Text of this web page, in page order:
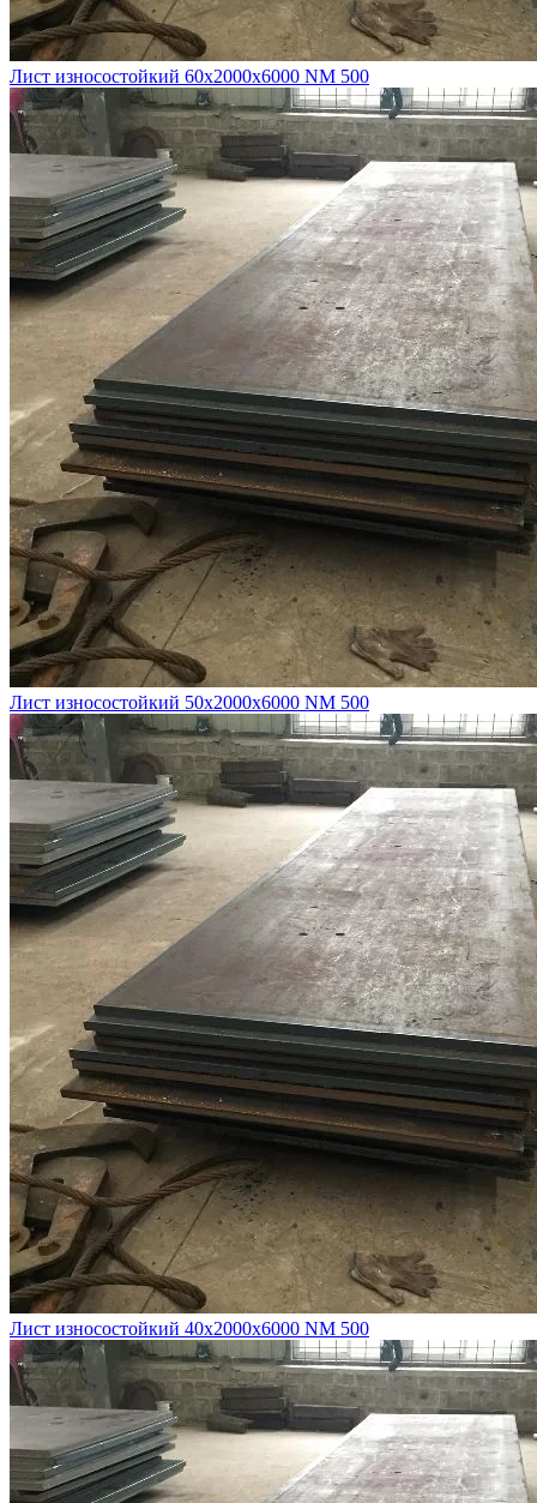
Лист износостойкий 60х2000х6000 NM 500
Лист износостойкий 50х2000х6000 NM 500
Лист износостойкий 40х2000х6000 NM 500